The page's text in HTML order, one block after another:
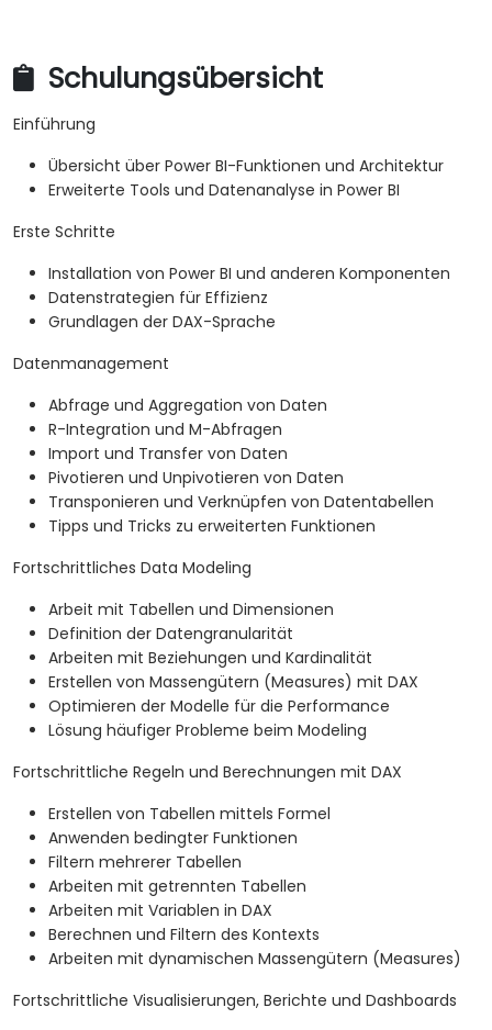
Schulungsübersicht
Einführung
Übersicht über Power BI-Funktionen und Architektur
Erweiterte Tools und Datenanalyse in Power BI
Erste Schritte
Installation von Power BI und anderen Komponenten
Datenstrategien für Effizienz
Grundlagen der DAX-Sprache
Datenmanagement
Abfrage und Aggregation von Daten
R-Integration und M-Abfragen
Import und Transfer von Daten
Pivotieren und Unpivotieren von Daten
Transponieren und Verknüpfen von Datentabellen
Tipps und Tricks zu erweiterten Funktionen
Fortschrittliches Data Modeling
Arbeit mit Tabellen und Dimensionen
Definition der Datengranularität
Arbeiten mit Beziehungen und Kardinalität
Erstellen von Massengütern (Measures) mit DAX
Optimieren der Modelle für die Performance
Lösung häufiger Probleme beim Modeling
Fortschrittliche Regeln und Berechnungen mit DAX
Erstellen von Tabellen mittels Formel
Anwenden bedingter Funktionen
Filtern mehrerer Tabellen
Arbeiten mit getrennten Tabellen
Arbeiten mit Variablen in DAX
Berechnen und Filtern des Kontexts
Arbeiten mit dynamischen Massengütern (Measures)
Fortschrittliche Visualisierungen, Berichte und Dashboards